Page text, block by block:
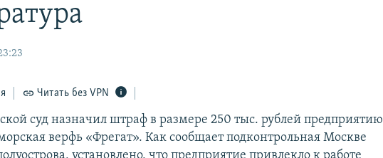
Читать без VPN
суд назначил штраф в размере 250 тыс. рублей предприятию
верфь «Фрегат». Как сообщает подконтрольная Москве